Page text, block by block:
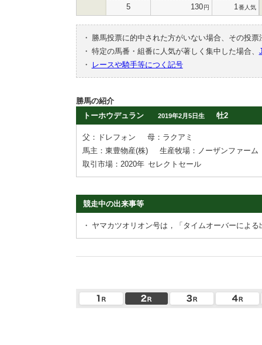
5 130円 1 番人気
・
勝馬投票に的中された方がいない場合、その投
・ 特定の馬番・組番に人気が著しく集中した場合、
・
レースや騎手等につく記号
勝馬の紹介
トーホウデュラン
2019年2月5日生 牡2
父：ドレフォン
母：ラクアミ
馬主：東豊物産(株)
生産牧場：ノーザンファーム
取引市場：2020年 セレクトセール
競走中の出来事等
・ ヤマカツオリオン号は，「タイムオーバーによ